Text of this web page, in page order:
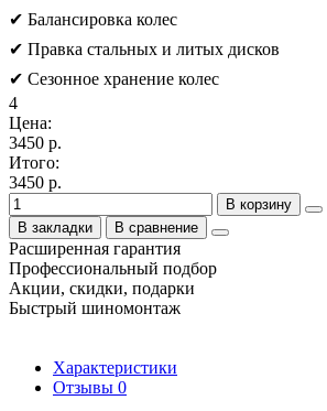
✔ Балансировка колес
✔ Правка стальных и литых дисков
✔ Сезонное хранение колес
4
Цена:
3450 р.
Итого:
3450 р.
В корзину
В закладки
В сравнение
Расширенная гарантия
Профессиональный подбор
Акции, скидки, подарки
Быстрый шиномонтаж
Характеристики
Отзывы 0